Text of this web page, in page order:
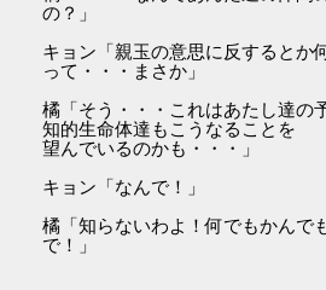
の？」
キョン「親玉の意思に反するとか
って・・・まさか」
橘「そう・・・これはあたし達の
知的生命体達もこうなることを
望んでいるのかも・・・」
キョン「なんで！」
橘「知らないわよ！何でもかんで
で！」